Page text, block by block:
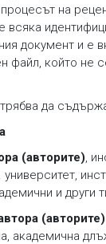
на
всяка
документ и е
файл, който не
да
(авторите),
и други
академична